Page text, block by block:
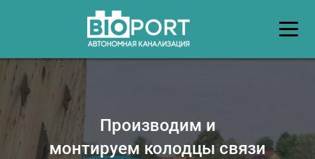
Производим и
монтируем колодцы связи